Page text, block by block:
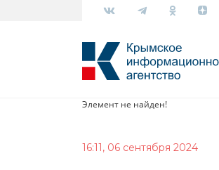
Элемент не найден!
16:11, 06 сентября 2024